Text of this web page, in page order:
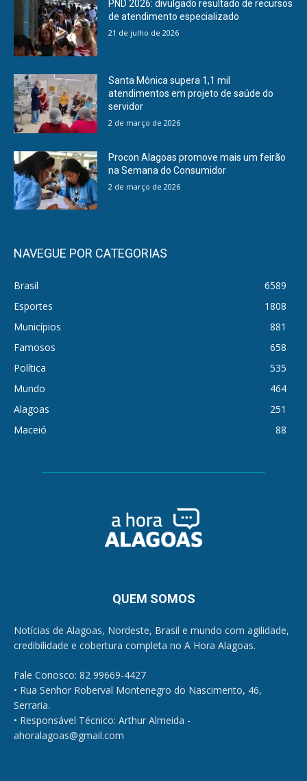
PND 2026: divulgado resultado de recursos
de atendimento especializado
21 de julho de 2026
Santa Mônica supera 1,1 mil
atendimentos em projeto de saúde do
servidor
2 de março de 2026
Procon Alagoas promove mais um feirão
na Semana do Consumidor
2 de março de 2026
NAVEGUE POR CATEGORIAS
Brasil
6589
Esportes
1808
Municípios
881
Famosos
658
Política
535
Mundo
464
Alagoas
251
Maceió
88
QUEM SOMOS
Notícias de Alagoas, Nordeste, Brasil e mundo com agilidade,
credibilidade e cobertura completa no A Hora Alagoas.
Fale Conosco: 82 99669-4427
• Rua Senhor Roberval Montenegro do Nascimento, 46,
Serraria.
• Responsável Técnico: Arthur Almeida -
ahoralagoas@gmail.com